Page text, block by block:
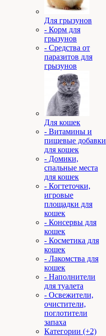
Для грызунов
- Корм для
грызунов
- Средства от
паразитов для
грызунов
Для кошек
- Витамины и
пищевые добавки
для кошек
- Домики,
спальные места
для кошек
- Когтеточки,
игровые
площадки для
кошек
- Консервы для
кошек
- Косметика для
кошек
- Лакомства для
кошек
- Наполнители
для туалета
- Освежители,
очистители,
поглотители
запаха
Категории (+2)